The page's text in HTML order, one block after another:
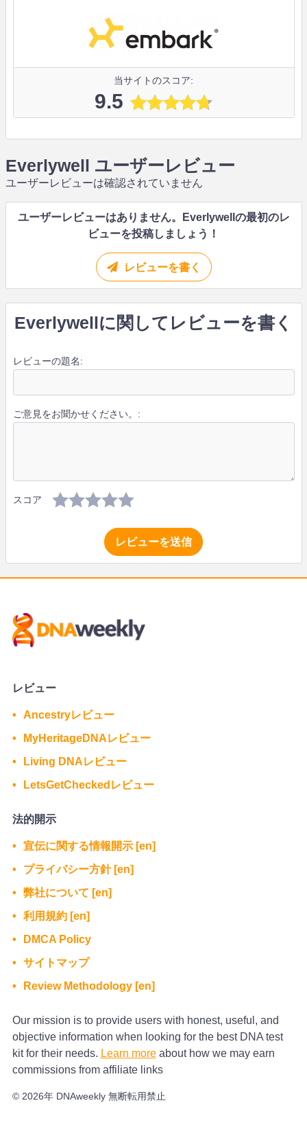
当サイトのスコア:
9.5
Everlywell ユーザーレビュー
ユーザーレビューは確認されていません
ユーザーレビューはありません。Everlywellの最初のレ
ビューを投稿しましょう！
レビューを書く
Everlywellに関してレビューを書く
レビューの題名:
ご意見をお聞かせください。:
スコア
レビューを送信
レビュー
Ancestryレビュー
MyHeritageDNAレビュー
Living DNAレビュー
LetsGetCheckedレビュー
法的開示
宣伝に関する情報開示 [en]
プライバシー方針 [en]
弊社について [en]
利用規約 [en]
DMCA Policy
サイトマップ
Review Methodology [en]
Our mission is to provide users with honest, useful, and
objective information when looking for the best DNA test
kit for their needs. Learn moreabout how we may earn
commissions from affiliate links
© 2026年 DNAweekly 無断転用禁止